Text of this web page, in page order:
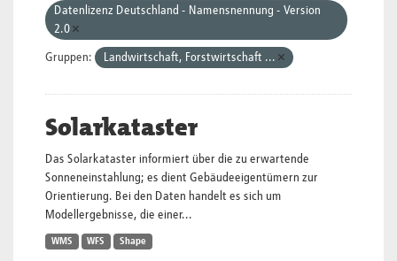
Datenlizenz Deutschland - Namensnennung - Version
2.0
Gruppen: Landwirtschaft, Forstwirtschaft ...
Solarkataster
Das Solarkataster informiert über die zu erwartende
Sonneneinstahlung; es dient Gebäudeeigentümern zur
Orientierung. Bei den Daten handelt es sich um
Modellergebnisse, die einer...
WMS WFS Shape